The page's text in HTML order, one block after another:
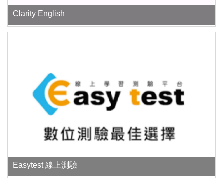
Clarity English
Easytest 線上測驗